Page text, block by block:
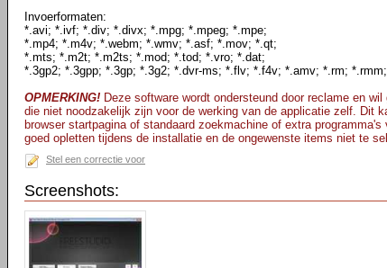
Invoerformaten:
*.avi; *.ivf; *.div; *.divx; *.mpg; *.mpeg; *.mpe;
*.mp4; *.m4v; *.webm; *.wmv; *.asf; *.mov; *.qt;
*.mts; *.m2t; *.m2ts; *.mod; *.tod; *.vro; *.dat;
*.3gp2; *.3gpp; *.3gp; *.3g2; *.dvr-ms; *.flv; *.f4v; *.amv; *.rm;
OPMERKING! Deze software wordt ondersteund door reclame en
die niet noodzakelijk zijn voor de werking van de applicatie zelf. Dit
browser startpagina of standaard zoekmachine of extra
goed opletten tijdens de installatie en de ongewenste items niet te
Stel een correctie voor
Screenshots: